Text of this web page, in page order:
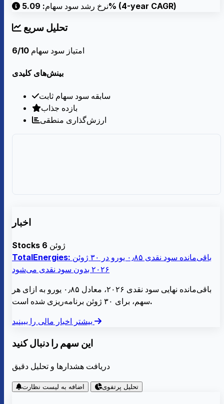
نرخ رشد سود سهام: 5.09% (4-year CAGR)
تحلیل سریع
امتیاز سود سهام 6/10
بینش‌های کلیدی
سابقه سود سهام ثابت
بازده جذاب
ارزش‌گذاری منطقی
اخبار
Stocks
6 ژوئن
TotalEnergies: باقی‌مانده سود نقدی ۰٫۸۵ یورو در ۳۰ ژوئن
۲۰۲۶ بدون سود نقدی می‌شود
باقی‌مانده نهایی سود نقدی ۲۰۲۶، معادل ۰٫۸۵ یورو به ازای هر
سهم، برای ۳۰ ژوئن برنامه‌ریزی شده است.
این سهم را دنبال کنید
دریافت هشدارها و تحلیل دقیق
اضافه به لیست نظارت تحلیل پرتفوی